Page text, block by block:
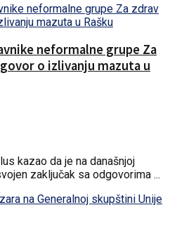
neformalne grupe Za
o izlivanju mazuta u
kazao da je na današnjoj
zaključak sa odgovorima ...